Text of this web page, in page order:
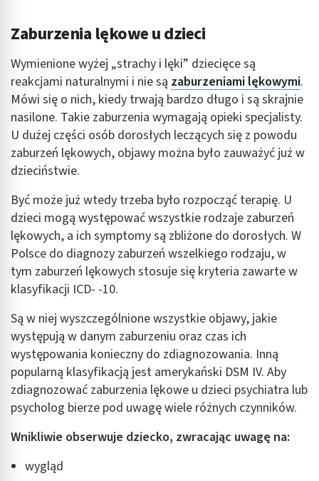
Zaburzenia lękowe u dzieci
Wymienione wyżej „strachy i lęki” dziecięce są
reakcjami naturalnymi i nie są zaburzeniami lękowymi.
Mówi się o nich, kiedy trwają bardzo długo i są skrajnie
nasilone. Takie zaburzenia wymagają opieki specjalisty.
U dużej części osób dorosłych leczących się z powodu
zaburzeń lękowych, objawy można było zauważyć już w
dzieciństwie.
Być może już wtedy trzeba było rozpocząć terapię. U
dzieci mogą występować wszystkie rodzaje zaburzeń
lękowych, a ich symptomy są zbliżone do dorosłych. W
Polsce do diagnozy zaburzeń wszelkiego rodzaju, w
tym zaburzeń lękowych stosuje się kryteria zawarte w
klasyfikacji ICD- -10.
Są w niej wyszczególnione wszystkie objawy, jakie
występują w danym zaburzeniu oraz czas ich
występowania konieczny do zdiagnozowania. Inną
popularną klasyfikacją jest amerykański DSM IV. Aby
zdiagnozować zaburzenia lękowe u dzieci psychiatra lub
psycholog bierze pod uwagę wiele różnych czynników.
Wnikliwie obserwuje dziecko, zwracając uwagę na:
wygląd
Wykorzystywanie profili w celu doboru
spersonalizowanych treści
Pomiar efektywności reklam
Pomiar efektywności treści
Rozumienie odbiorców dzięki statystyce lub
kombinacji danych z różnych źródeł
Wykorzystywanie ograniczonych danych do
wyboru treści
Funkcje specjalne IAB:
Użycie dokładnych danych geolokalizacyjnych
aktywnie żądanych informacji
Cele przetwarzania inne niż IAB:
Niezbędne
Wydajność (Performance)
Reklama / śledzenie